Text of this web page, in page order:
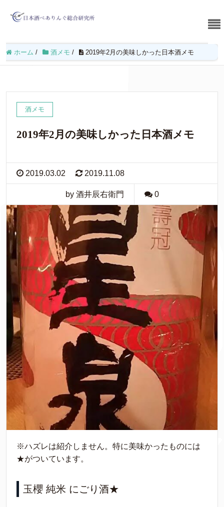
ホーム / 酒メモ / 2019年2月の美味しかった日本酒メモ
酒メモ
2019年2月の美味しかった日本酒メモ
2019.03.02 2019.11.08
by 酒井辰右衛門 0
※ハズレは紹介しません。特に美味かったものには
★がついています。
玉櫻 純米 にごり酒★